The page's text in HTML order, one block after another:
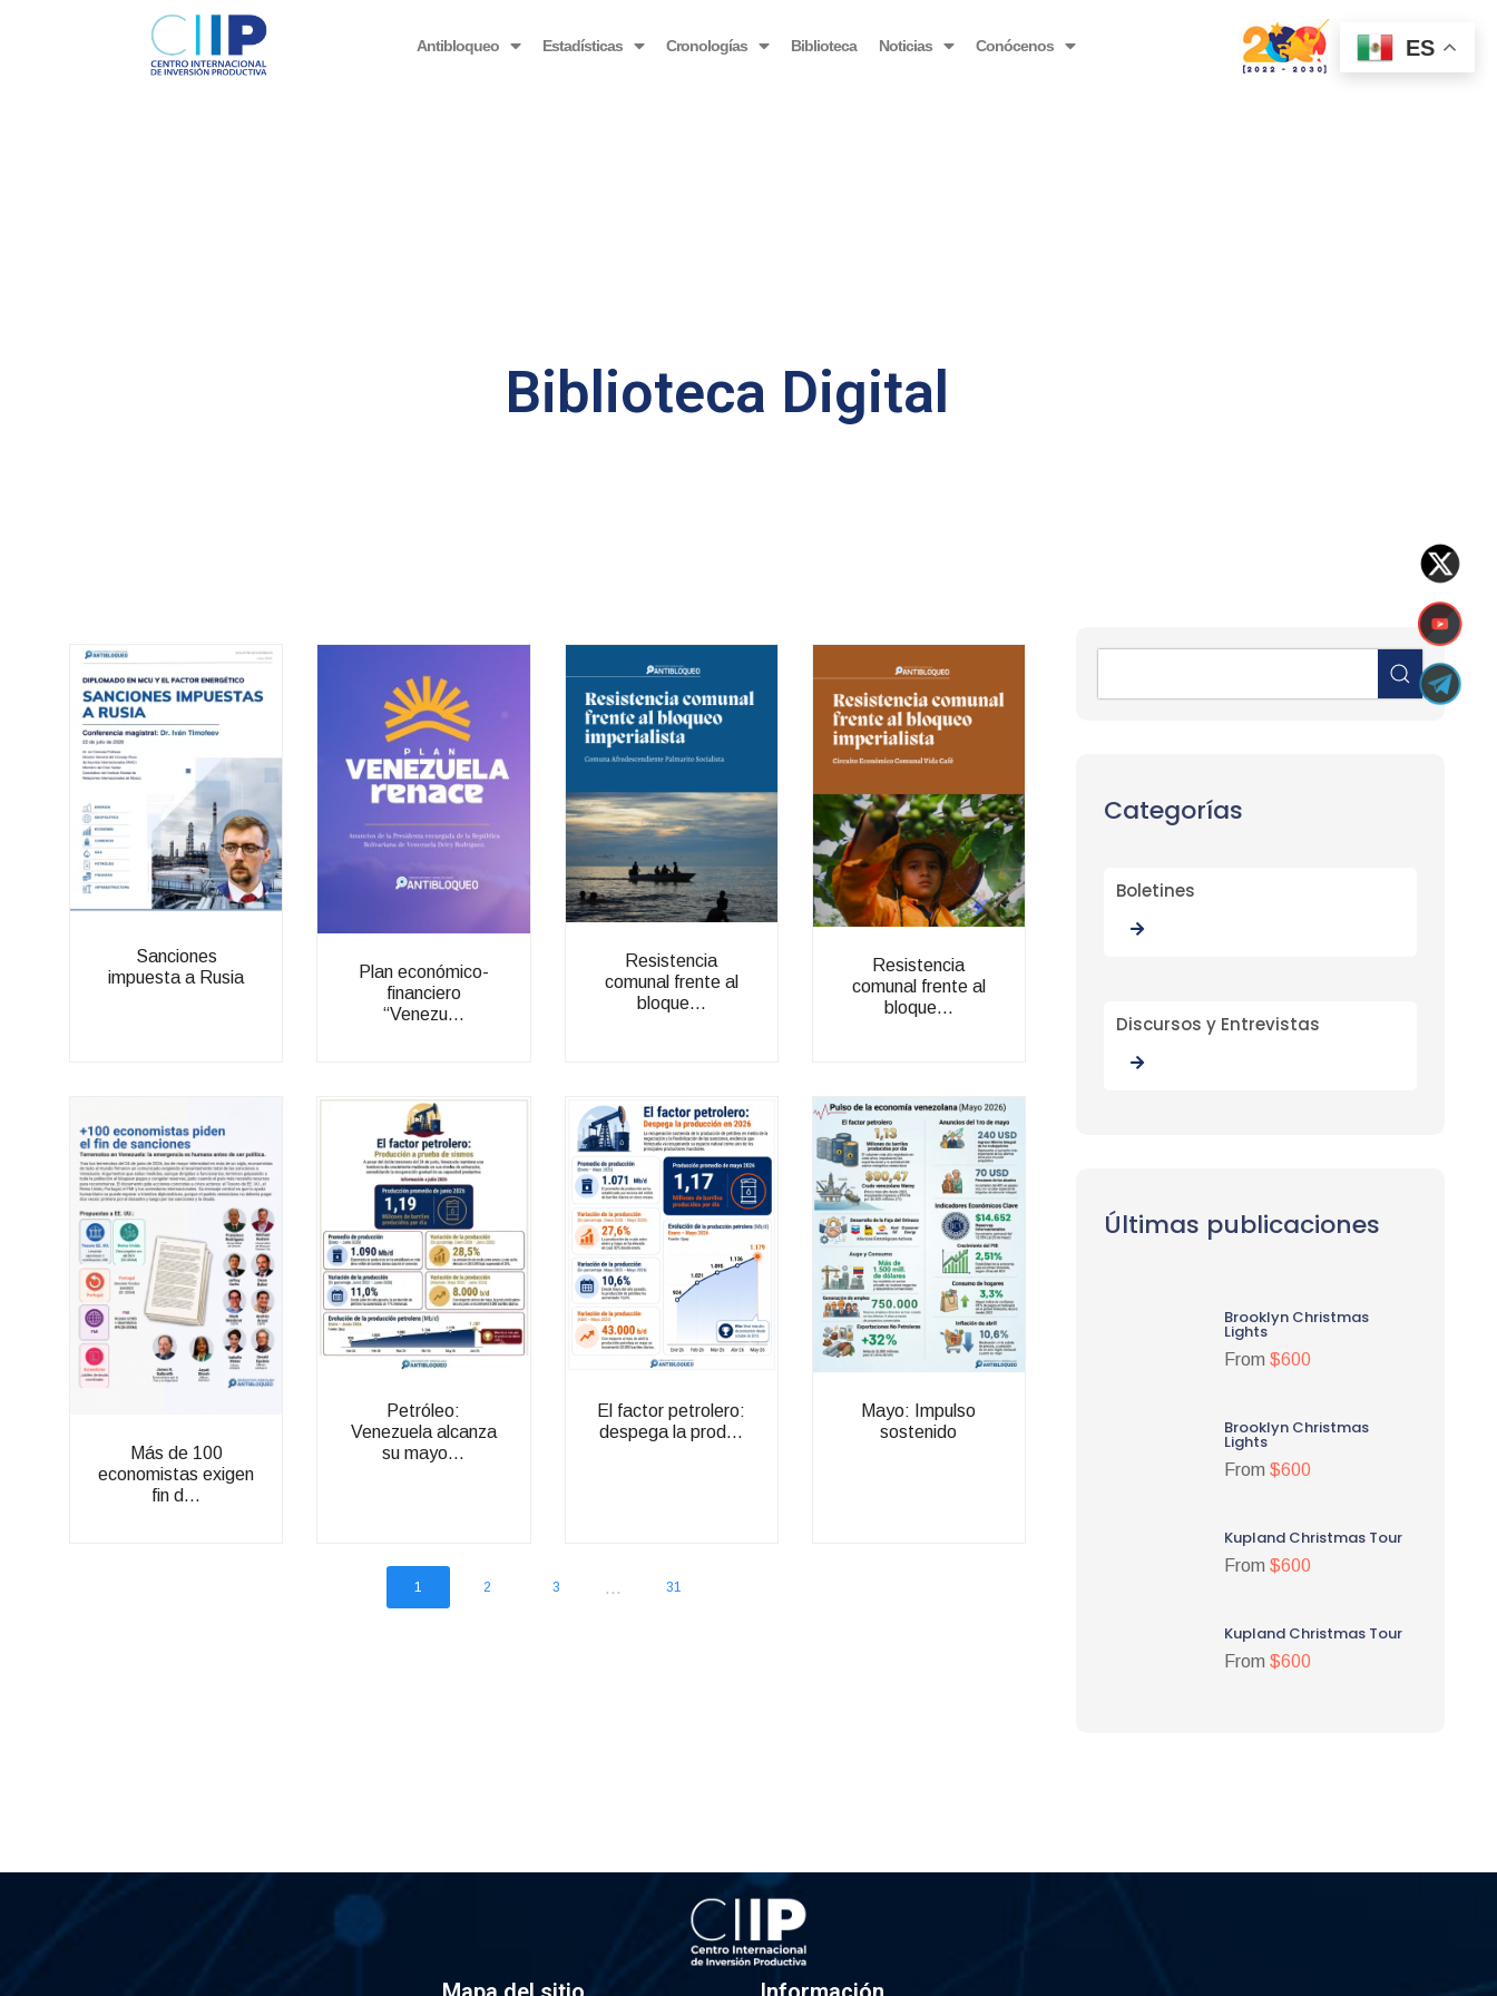
Antibloqueo Estadísticas Cronologías Biblioteca Noticias Conócenos
Biblioteca Digital
Sanciones
impuesta a Rusia
Plan económico-
financiero
“Venezu...
Resistencia
comunal frente al
bloque...
Resistencia
comunal frente al
bloque...
Más de 100
economistas exigen
fin d...
Petróleo:
Venezuela alcanza
su mayo...
El factor petrolero:
despega la prod...
Mayo: Impulso
sostenido
1 2 3 ... 31
Categorías
Boletines
Discursos y Entrevistas
Últimas publicaciones
Brooklyn Christmas
Lights
From$600
Brooklyn Christmas
Lights
From$600
Kupland Christmas Tour
From$600
Kupland Christmas Tour
From$600
ES